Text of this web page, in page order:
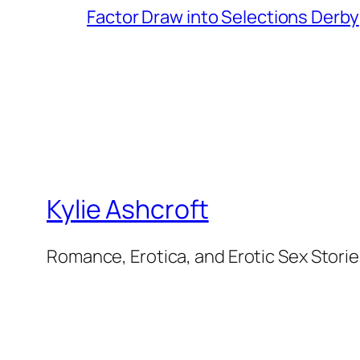
Factor Draw into Selections Derby
Kylie Ashcroft
Romance, Erotica, and Erotic Sex